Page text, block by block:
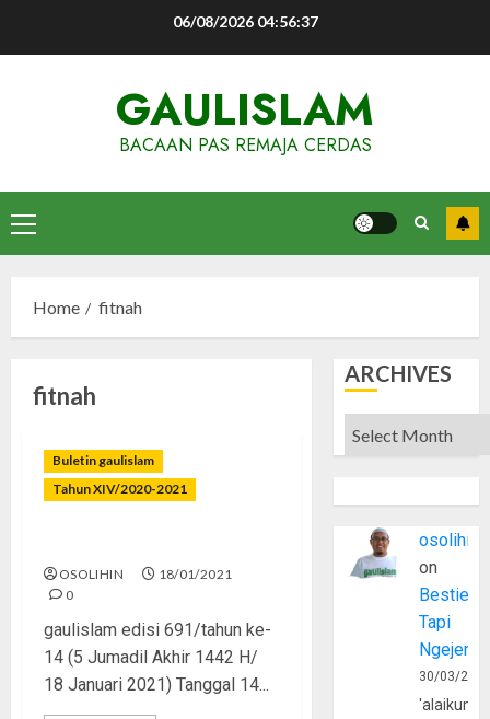
06/08/2026 04:56:37
GAULISLAM
BACAAN PAS REMAJA CERDAS
Primary
Menu
Home fitnah
fitnah
Buletin gaulislam
Tahun XIV/2020-2021
OSOLIHIN
18/01/2021
0
gaulislam edisi 691/tahun ke-
14 (5 Jumadil Akhir 1442 H/
18 Januari 2021) Tanggal 14...
ARCHIVES
Archives
osolihin
on
Bestie
Tapi
30/03/